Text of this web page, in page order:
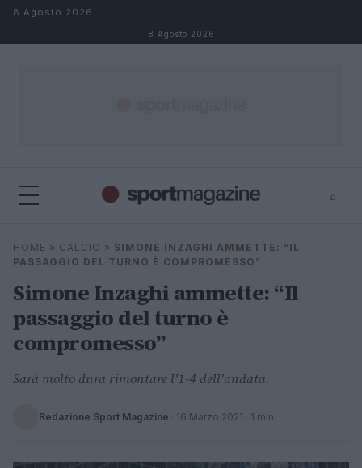
Salta al contenuto
8 Agosto 2026
8 Agosto 2026
⌕
Cerca
HOME » CALCIO » SIMONE INZAGHI AMMETTE: “IL
PASSAGGIO DEL TURNO È COMPROMESSO”
Simone Inzaghi ammette: “Il
passaggio del turno è
compromesso”
Sarà molto dura rimontare l'1-4 dell'andata.
Redazione Sport Magazine · 16 Marzo 2021 · 1 min